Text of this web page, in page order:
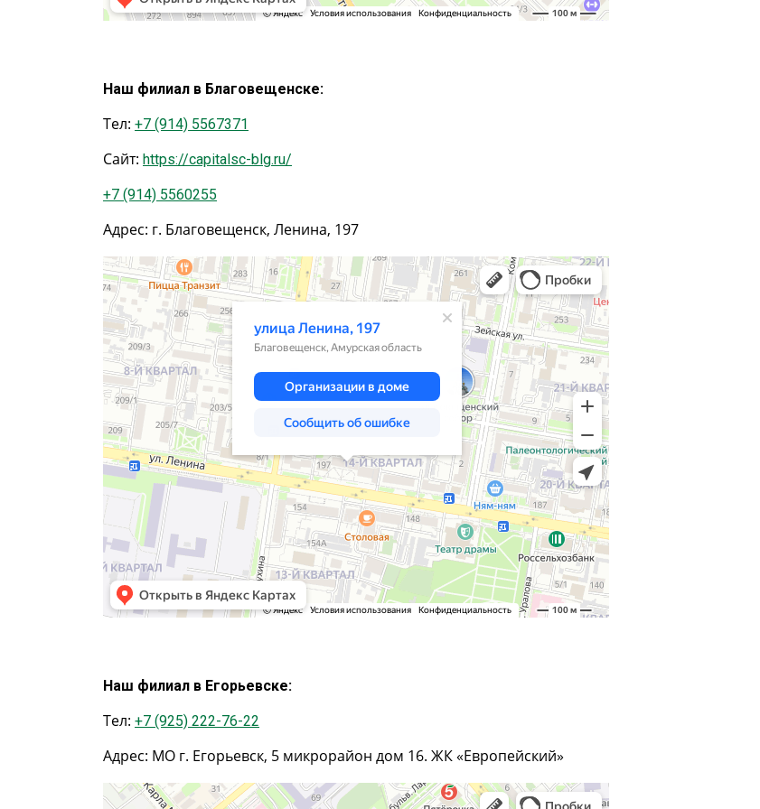
Наш филиал в Благовещенске:
Тел: +7 (914) 5567371
Сайт: https://capitalsc-blg.ru/
+7 (914) 5560255
Адрес: г. Благовещенск, Ленина, 197
Благовещенск
Улица Ленина, 197 — Яндекс.Карты
Наш филиал в Егорьевске:
Тел: +7 (925) 222-76-22
Адрес: МО г. Егорьевск, 5 микрорайон дом 16. ЖК «Европейский»
Егорьевск
5-й микрорайон, 16 — Яндекс.Карты